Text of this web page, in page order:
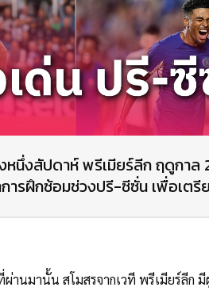
หนึ่งสัปดาห์ พรีเมียร์ลีก ฤดูกาล
ารฝึกซ้อมช่วงปรี-ซีซั่น เพื่อเต
ผ่านมานั้น สโมสรจากเวที พรีเมียร์ลีก